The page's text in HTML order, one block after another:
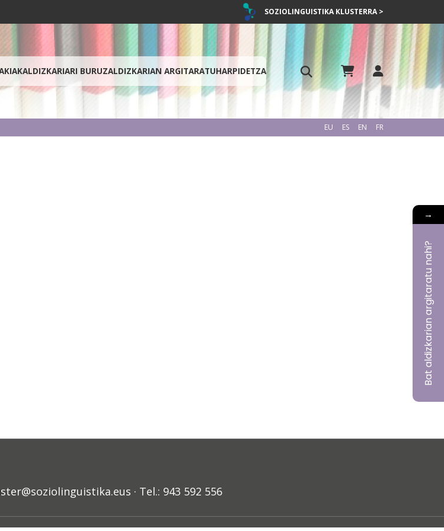
SOZIOLINGUISTIKA KLUSTERRA >
ALDIZKARIARI BURUZALDIZKARIAN ARGITARATUHARPIDETZA
EU ES EN FR
· Tel.: 943 592 556
→
Bat aldizkarian argitaratu nahi?